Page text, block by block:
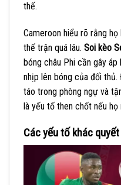
thế.
Cameroon hiểu rõ rằng
thế trận quá lâu. Soi kèo
bóng châu Phi cần gây
nhịp lên bóng của đối
táo trong phòng ngự và
là yếu tố then chốt nếu
Các yếu tố khác